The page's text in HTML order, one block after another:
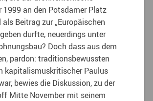
1999 an den Potsdamer Platz
Beitrag zur „Europäischen
durfte, neuerdings unter
Doch dass aus dem
pardon: traditionsbewussten
kapitalismuskritischer Paulus
bewies die Diskussion, zu der
Mitte November mit seinem